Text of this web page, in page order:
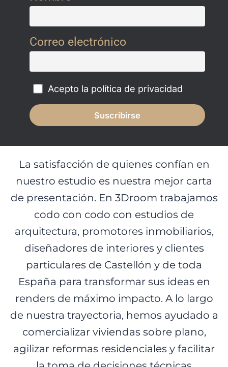
Correo electrónico
Acepto la política de privacidad
La satisfacción de quienes confían en
nuestro estudio es nuestra mejor carta
de presentación. En 3Droom trabajamos
codo con codo con estudios de
arquitectura, promotores inmobiliarios,
diseñadores de interiores y clientes
particulares de Castellón y de toda
España para transformar sus ideas en
renders de máximo impacto. A lo largo
de nuestra trayectoria, hemos ayudado a
comercializar viviendas sobre plano,
agilizar reformas residenciales y facilitar